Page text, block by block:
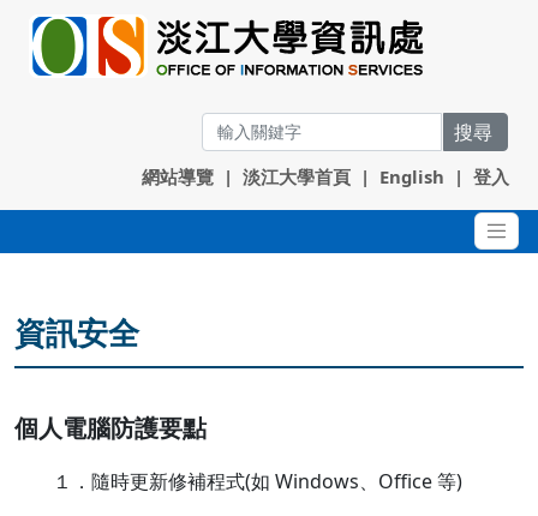
搜尋
網站導覽 | 淡江大學首頁 | English | 登入
資訊安全
個人電腦防護要點
１．隨時更新修補程式(如 Windows、Office 等)